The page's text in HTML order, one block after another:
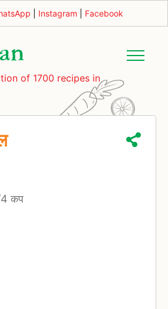
Instagram Facebook
of 1700 recipes in
कप